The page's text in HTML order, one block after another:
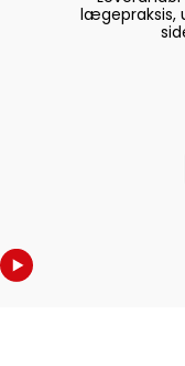
lægepraksis,